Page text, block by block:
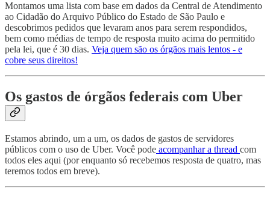
Montamos uma lista com base em dados da Central de Atendimento
ao Cidadão do Arquivo Público do Estado de São Paulo e
descobrimos pedidos que levaram anos para serem respondidos,
bem como médias de tempo de resposta muito acima do permitido
pela lei, que é 30 dias. Veja quem são os órgãos mais lentos - e
cobre seus direitos!
Os gastos de órgãos federais com Uber
Estamos abrindo, um a um, os dados de gastos de servidores
públicos com o uso de Uber. Você pode acompanhar a thread com
todos eles aqui (por enquanto só recebemos resposta de quatro, mas
teremos todos em breve).